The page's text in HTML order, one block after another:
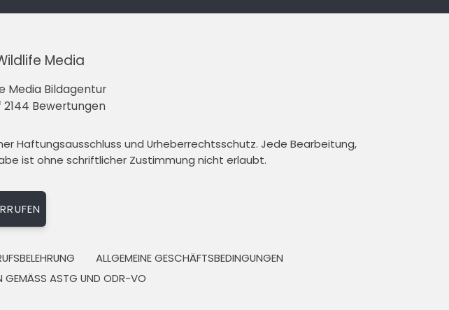
Media
Media Bildagentur
2144 Bewertungen
Haftungsausschluss und Urheberrechtsschutz. Jede Bearbeitung,
ist ohne schriftlicher Zustimmung nicht erlaubt.
ALLGEMEINE GESCHÄFTSBEDINGUNGEN
GEMÄSS ASTG UND ODR-VO